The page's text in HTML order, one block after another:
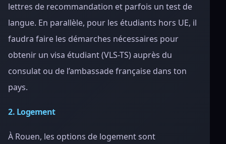
lettres de recommandation et parfois un test de
langue. En parallèle, pour les étudiants hors UE, il
faudra faire les démarches nécessaires pour
obtenir un visa étudiant (VLS-TS) auprès du
consulat ou de l’ambassade française dans ton
pays.
2. Logement
À Rouen, les options de logement sont